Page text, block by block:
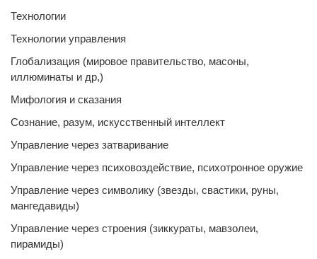
Технологии
Технологии управления
Глобализация (мировое правительство, масоны,
иллюминаты и др,)
Мифология и сказания
Сознание, разум, искусственный интеллект
Управление через затваривание
Управление через психовоздействие, психотронное оружие
Управление через символику (звезды, свастики, руны,
мангедавиды)
Управление через строения (зиккураты, мавзолеи,
пирамиды)